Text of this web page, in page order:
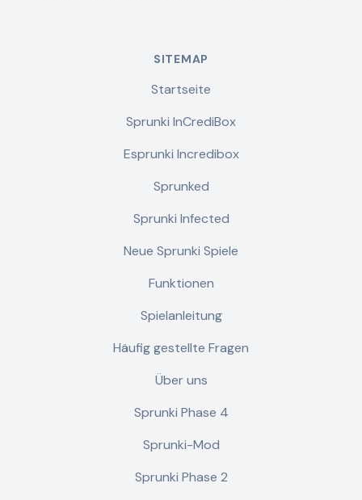
SITEMAP
Startseite
Sprunki InCrediBox
Esprunki Incredibox
Sprunked
Sprunki Infected
Neue Sprunki Spiele
Funktionen
Spielanleitung
Häufig gestellte Fragen
Über uns
Sprunki Phase 4
Sprunki-Mod
Sprunki Phase 2